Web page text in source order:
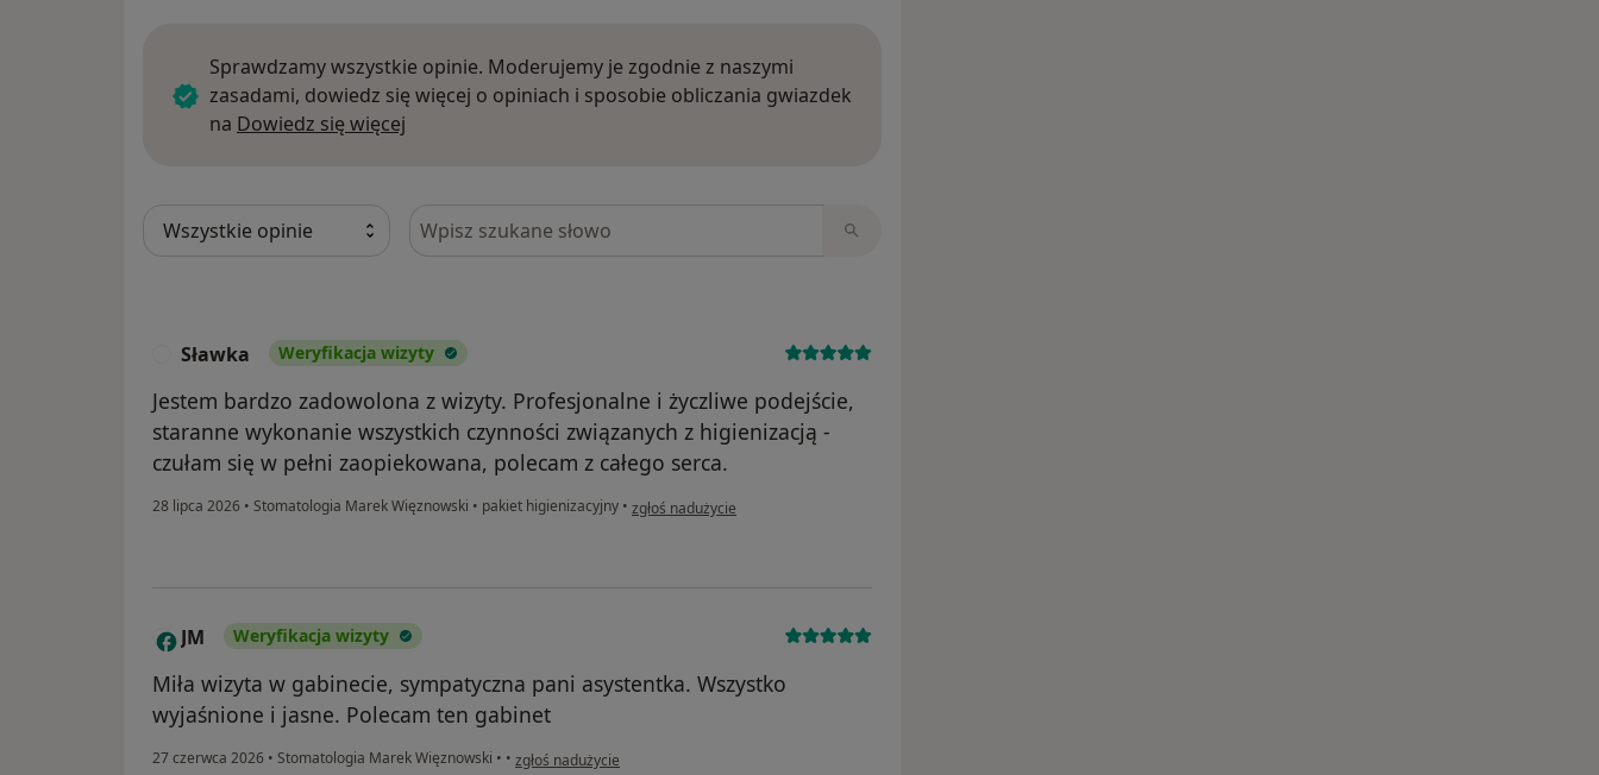
Sprawdzamy wszystkie opinie. Moderujemy je zgodnie z naszymi
zasadami, dowiedz się więcej o opiniach i sposobie obliczania gwiazdek
na Dowiedz się więcej
Szukaj w opiniach
Sławka Weryfikacja wizyty
Jestem bardzo zadowolona z wizyty. Profesjonalne i życzliwe podejście,
staranne wykonanie wszystkich czynności związanych z higienizacją -
czułam się w pełni zaopiekowana, polecam z całego serca.
28 lipca 2026 • Stomatologia Marek Więznowski • pakiet higienizacyjny • w opinii użytkownika Sławka
zgłoś nadużycie
J JM Weryfikacja wizyty
Miła wizyta w gabinecie, sympatyczna pani asystentka. Wszystko
wyjaśnione i jasne. Polecam ten gabinet
27 czerwca 2026 • Stomatologia Marek Więznowski • • w opinii użytkownika JM
zgłoś nadużycie